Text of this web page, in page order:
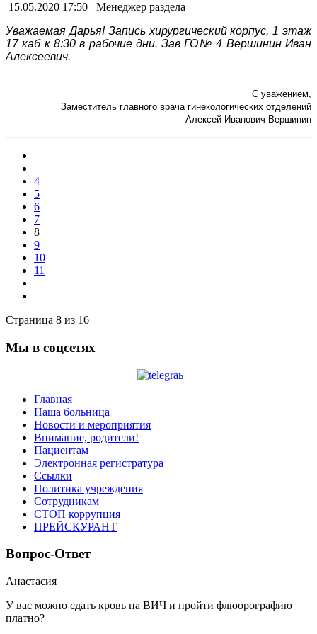
15.05.2020 17:50
Менеджер раздела
Уважаемая Дарья! Запись хирургический корпус, 1 этаж
17 каб к 8:30 в рабочие дни. Зав ГО№ 4 Вершинин Иван
Алексеевич.
С уважением,
Заместитель главного врача гинекологических отделений
Алексей Иванович Вершинин
4
5
6
7
8
9
10
11
Страница 8 из 16
Мы в соцсетях
Главная
Наша больница
Новости и мероприятия
Внимание, родители!
Пациентам
Электронная регистратура
Ссылки
Политика учреждения
Сотрудникам
СТОП коррупция
ПРЕЙСКУРАНТ
Вопрос-Ответ
Анастасия
У вас можно сдать кровь на ВИЧ и пройти флюорографию
платно?